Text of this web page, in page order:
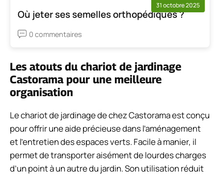
31 octobre 2025
Où jeter ses semelles orthopédiques ?
0 commentaires
Les atouts du chariot de jardinage
Castorama pour une meilleure
organisation
Le chariot de jardinage de chez Castorama est conçu
pour offrir une aide précieuse dans l’aménagement
et l’entretien des espaces verts. Facile à manier, il
permet de transporter aisément de lourdes charges
d’un point à un autre du jardin. Son utilisation réduit